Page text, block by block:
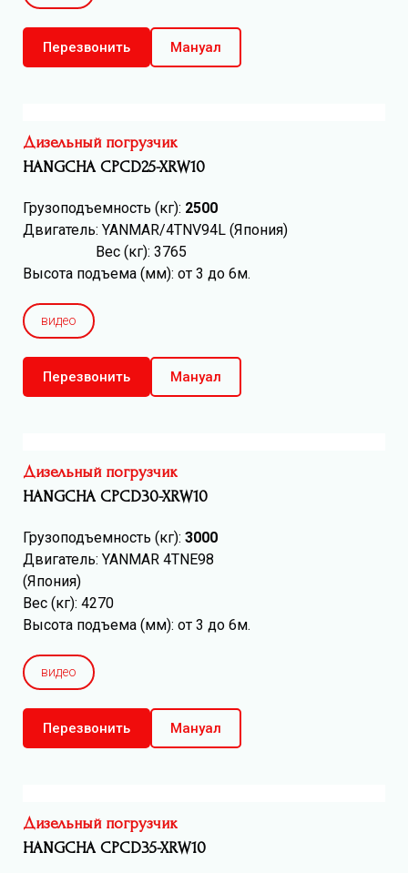
Перезвонить Мануал
Дизельный погрузчик
HANGCHA CPCD25-XRW10
Грузоподъемность (кг): 2500
Двигатель: YANMAR/4TNV94L (Япония)
Вес (кг): 3765
Высота подъема (мм): от 3 до 6м.
видео
Перезвонить Мануал
Дизельный погрузчик
HANGCHA CPCD30-XRW10
Грузоподъемность (кг): 3000
Двигатель: YANMAR 4TNE98
(Япония)
Вес (кг): 4270
Высота подъема (мм): от 3 до 6м.
видео
Перезвонить Мануал
Дизельный погрузчик
HANGCHA CPCD35-XRW10